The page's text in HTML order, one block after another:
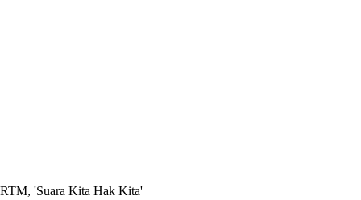
RTM, 'Suara Kita Hak Kita'